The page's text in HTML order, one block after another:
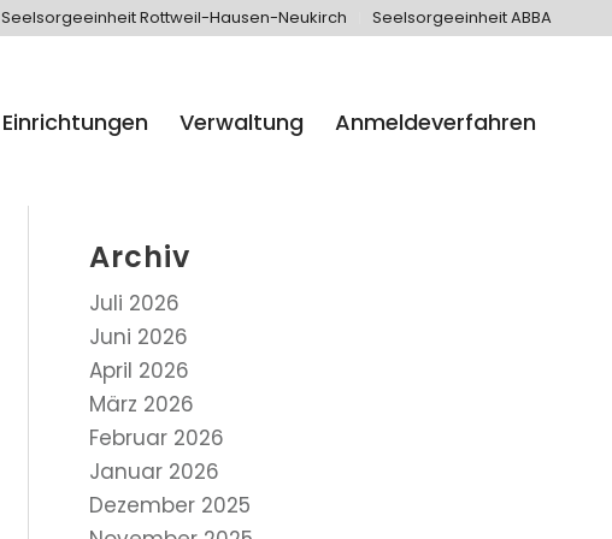
Seelsorgeeinheit Rottweil-Hausen-Neukirch Seelsorgeeinheit ABBA
Einrichtungen Verwaltung Anmeldeverfahren
Archiv
Juli 2026
Juni 2026
April 2026
März 2026
Februar 2026
Januar 2026
Dezember 2025